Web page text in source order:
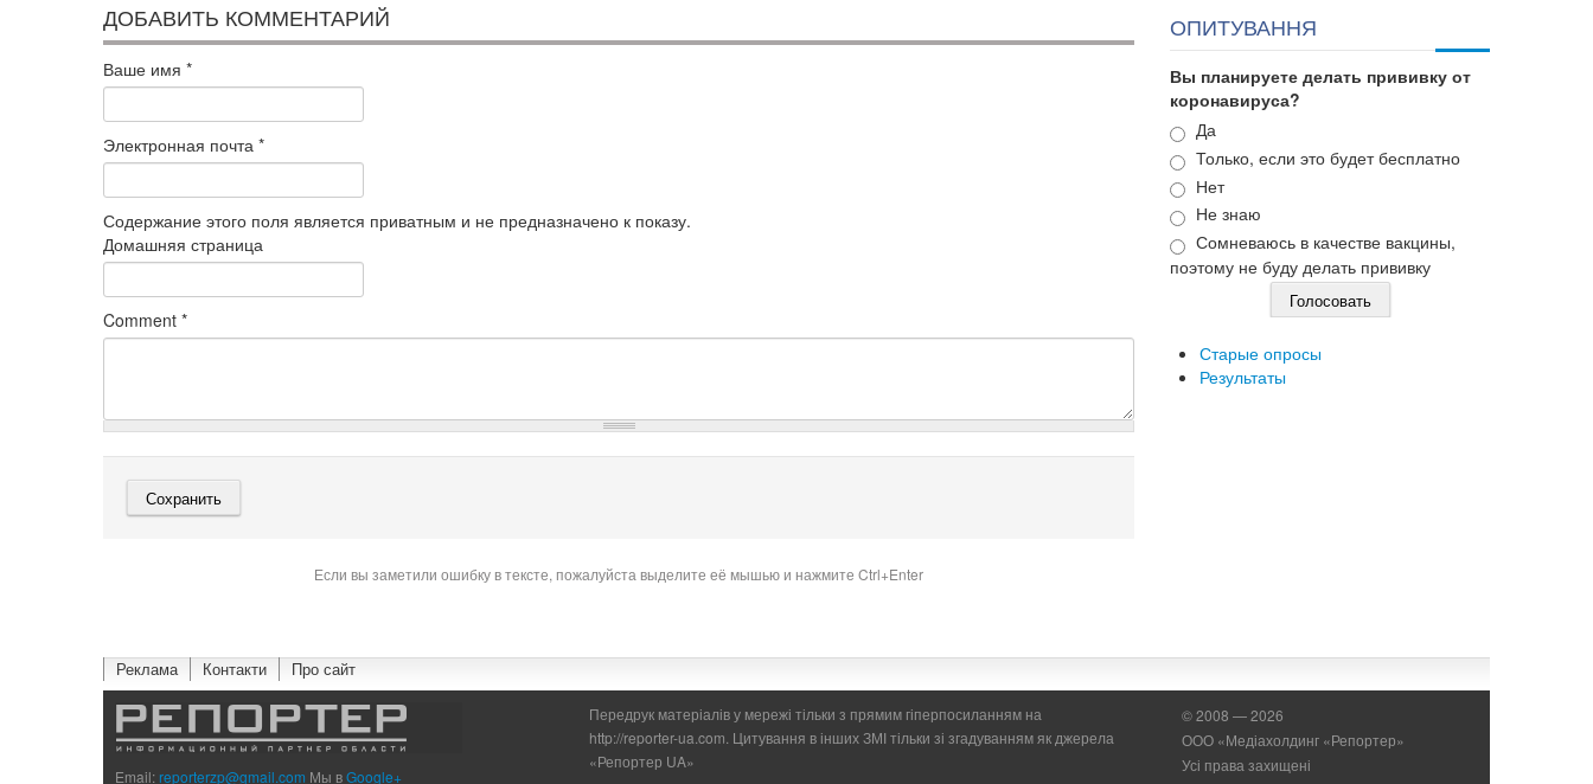
ДОБАВИТЬ КОММЕНТАРИЙ
Ваше имя *
Электронная почта *
Содержание этого поля является приватным и не предназначено к показу.
Домашняя страница
Comment *
Если вы заметили ошибку в тексте, пожалуйста выделите её мышью и нажмите Ctrl+Enter
ОПИТУВАННЯ
Вы планируете делать прививку от
коронавируса?
Варианты
Да
Только, если это будет бесплатно
Нет
Не знаю
Сомневаюсь в качестве вакцины,
поэтому не буду делать прививку
Старые опросы
Результаты
Реклама Контакти Про сайт
Email:reporterzp@gmail.com Мы вGoogle+
Передрук матеріалів у мережі тільки з прямим гіперпосиланням на
http://reporter-ua.com. Цитування в інших ЗМІ тільки зі згадуванням як джерела
«Репортер UA»
© 2008 — 2026
ООО «Медіахолдинг «Репортер»
Усі права захищені